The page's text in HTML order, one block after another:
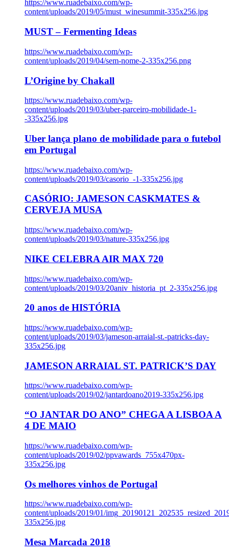
https://www.ruadebaixo.com/wp-
content/uploads/2019/05/must_winesummit-335x256.jpg
MUST – Fermenting Ideas
https://www.ruadebaixo.com/wp-
content/uploads/2019/04/sem-nome-2-335x256.png
L’Origine by Chakall
https://www.ruadebaixo.com/wp-
content/uploads/2019/03/uber-parceiro-mobilidade-1-
-335x256.jpg
Uber lança plano de mobilidade para o futebol
em Portugal
https://www.ruadebaixo.com/wp-
content/uploads/2019/03/casorio_-1-335x256.jpg
CASÓRIO: JAMESON CASKMATES &
CERVEJA MUSA
https://www.ruadebaixo.com/wp-
content/uploads/2019/03/nature-335x256.jpg
NIKE CELEBRA AIR MAX 720
https://www.ruadebaixo.com/wp-
content/uploads/2019/03/20aniv_historia_pt_2-335x256.jpg
20 anos de HISTÓRIA
https://www.ruadebaixo.com/wp-
content/uploads/2019/03/jameson-arraial-st.-patricks-day-
335x256.jpg
JAMESON ARRAIAL ST. PATRICK’S DAY
https://www.ruadebaixo.com/wp-
content/uploads/2019/02/jantardoano2019-335x256.jpg
“O JANTAR DO ANO” CHEGA A LISBOA A
4 DE MAIO
https://www.ruadebaixo.com/wp-
content/uploads/2019/02/ppvawards_755x470px-
335x256.jpg
Os melhores vinhos de Portugal
https://www.ruadebaixo.com/wp-
content/uploads/2019/01/
335x256.jpg
Mesa Marcada 2018